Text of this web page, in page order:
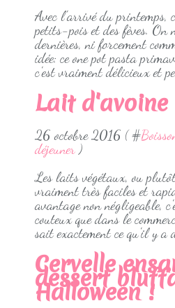
Avec l'arrivé du printemps,
petits-pois et des fèves. On
dernières, ni forcement
idée: ce one pot pasta
c'est vraiment délicieux et
Lait
26 octobre 2016 ( #
déjeuner )
Les laits végétaux, ou
vraiment très faciles et
avantage non négligeable,
couteux que dans le
sait exactement ce qu'il y a
Cervelle
dessert
Halloween !